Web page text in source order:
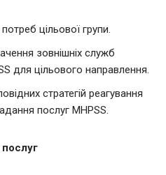
цільової групи.
зовнішніх служб
для цільового направлення.
стратегій реагування
послуг MHPSS.